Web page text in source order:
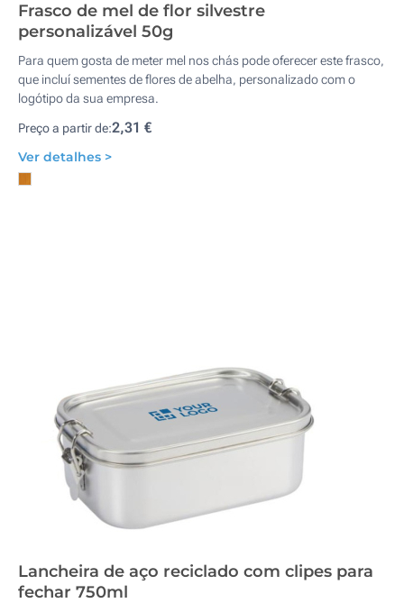
Frasco de mel de flor silvestre
personalizável 50g
Para quem gosta de meter mel nos chás pode oferecer este frasco,
que incluí sementes de flores de abelha, personalizado com o
logótipo da sua empresa.
Preço a partir de:2,31 €
Ver detalhes >
Lancheira de aço reciclado com clipes para
fechar 750ml